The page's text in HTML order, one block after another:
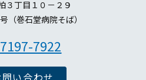
３丁目１０－２９
（巻石堂病院そば）
7922